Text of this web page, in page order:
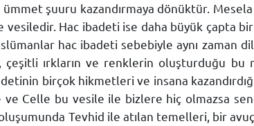
şuuru kazandırmaya dönüktür.
Hac ibadeti ise daha büyük çapta
hac ibadeti sebebiyle aynı zaman
çeşitli ırkların ve renklerin oluşturduğu
birçok hikmetleri ve insana
Celle bu vesile ile bizlere hiç olmazsa
Tevhid ile atılan temelleri, bir